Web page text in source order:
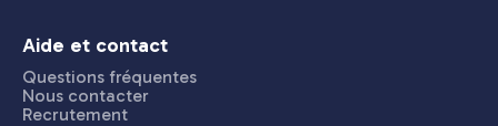
Aide et contact
Questions fréquentes
Nous contacter
Recrutement